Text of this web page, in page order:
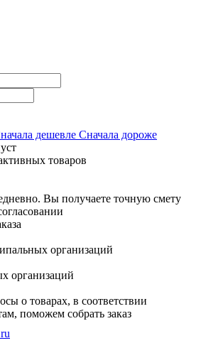
дешевле Сначала дороже
товаров
Вы получаете точную смету
организаций
организаций
о товарах, в соответствии
поможем собрать заказ